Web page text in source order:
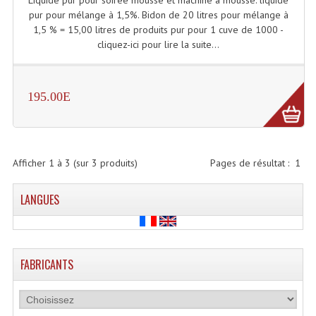
Lecteurs Cd À Plats
Lecteurs Cd À Plats Lecteur MP3
Lecteurs Lasers Simple Et Mp3 (rack 19")
Digital Package Et Logiciel
Enregistreur Numérique
pur pour mélange à 1,5%. Bidon de 20 litres pour mélange à
1,5 % = 15,00 litres de produits pur pour 1 cuve de 1000 -
cliquez-ici pour lire la suite...
195.00E
Pages de résultat : 1
Afficher 1 à 3 (sur 3 produits)
LANGUES
FABRICANTS